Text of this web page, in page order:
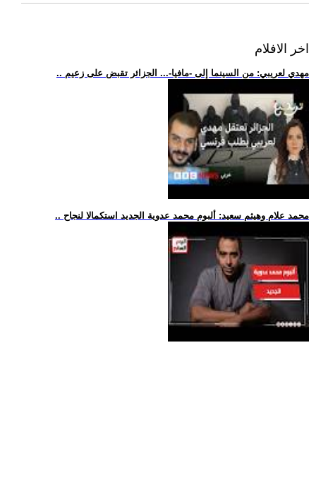
اخر الافلام
.. مهدي لعريبي: من السينما إلى -مافيا-... الجزائر تقبض على زعيم
.. محمد علام وهيثم سعيد: ألبوم محمد عدوية الجديد استكمالا لنجاح